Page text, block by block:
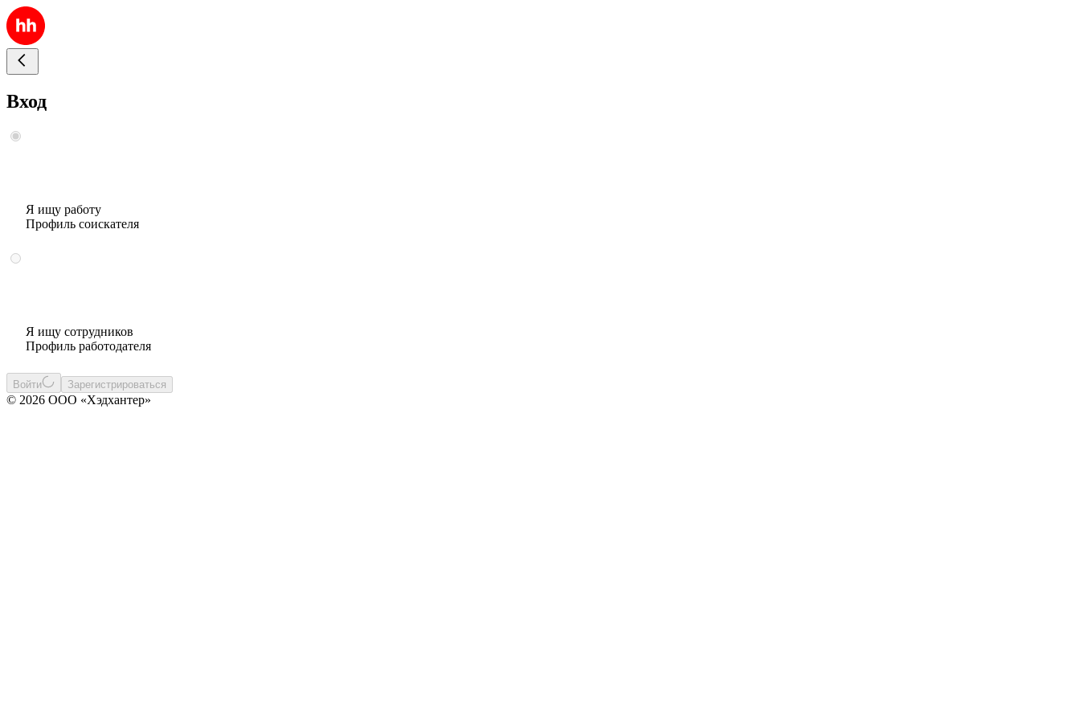
Вход
Я ищу работу
Профиль соискателя
Я ищу сотрудников
Профиль работодателя
Войти Зарегистрироваться
© 2026 ООО «Хэдхантер»